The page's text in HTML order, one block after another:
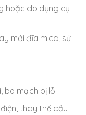
hoặc do dụng cụ
mới đĩa mica, sử
bo mạch bị lỗi.
thay thế cầu